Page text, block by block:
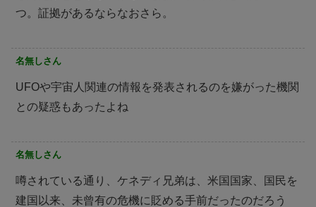
つ。証拠があるならなおさら。
名無しさん
UFOや宇宙人関連の情報を発表されるのを嫌がった機関
との疑惑もあったよね
名無しさん
噂されている通り、ケネディ兄弟は、米国国家、国民を
建国以来、未曾有の危機に貶める手前だったのだろう